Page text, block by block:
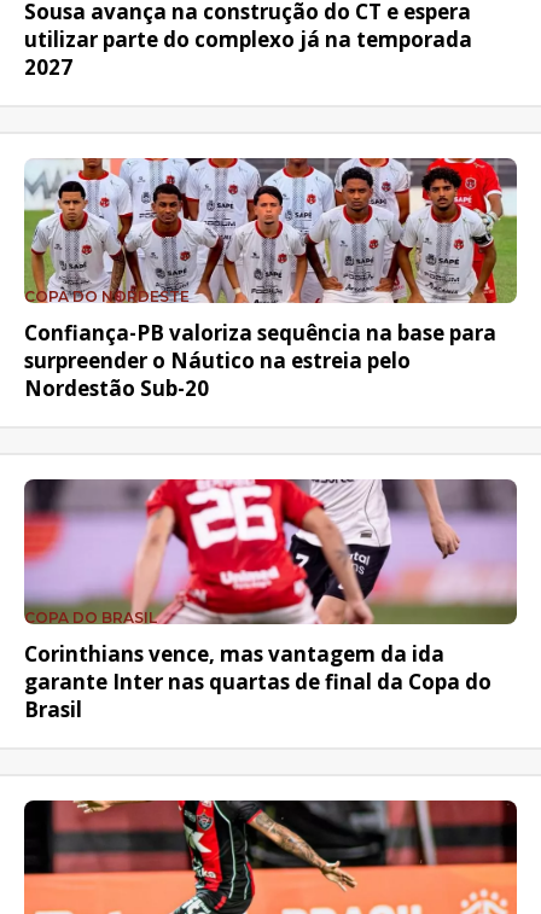
Sousa avança na construção do CT e espera
utilizar parte do complexo já na temporada
2027
COPA DO NORDESTE
Confiança-PB valoriza sequência na base para
surpreender o Náutico na estreia pelo
Nordestão Sub-20
COPA DO BRASIL
Corinthians vence, mas vantagem da ida
garante Inter nas quartas de final da Copa do
Brasil